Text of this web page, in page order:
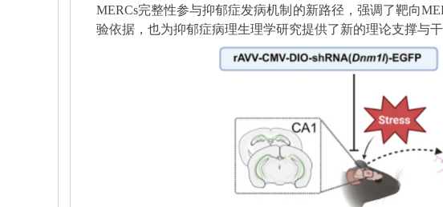
MERCs完整性参与抑郁症发病机制的新路径，强调了靶向
验依据，也为抑郁症病理生理学研究提供了新的理论支撑与干